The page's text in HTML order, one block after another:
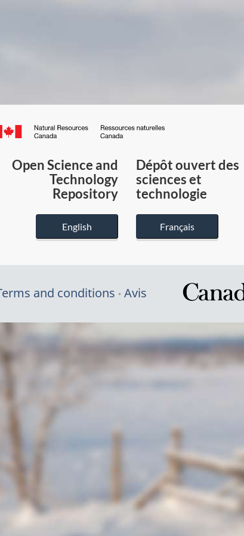
du
Canada
Open Science and
Technology
Repository
English
Dépôt ouvert des
sciences et
technologie
Français
and conditions Avis